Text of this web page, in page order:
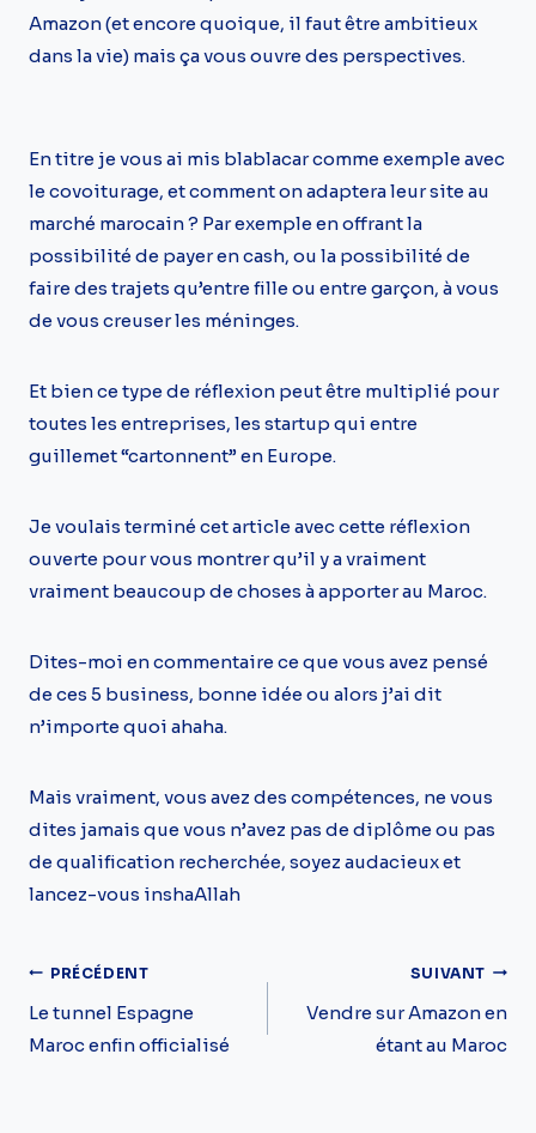
Amazon (et encore quoique, il faut être ambitieux
dans la vie) mais ça vous ouvre des perspectives.
En titre je vous ai mis blablacar comme exemple avec
le covoiturage, et comment on adaptera leur site au
marché marocain ? Par exemple en offrant la
possibilité de payer en cash, ou la possibilité de
faire des trajets qu’entre fille ou entre garçon, à vous
de vous creuser les méninges.
Et bien ce type de réflexion peut être multiplié pour
toutes les entreprises, les startup qui entre
guillemet “cartonnent” en Europe.
Je voulais terminé cet article avec cette réflexion
ouverte pour vous montrer qu’il y a vraiment
vraiment beaucoup de choses à apporter au Maroc.
Dites-moi en commentaire ce que vous avez pensé
de ces 5 business, bonne idée ou alors j’ai dit
n’importe quoi ahaha.
Mais vraiment, vous avez des compétences, ne vous
dites jamais que vous n’avez pas de diplôme ou pas
de qualification recherchée, soyez audacieux et
lancez-vous inshaAllah
Navigation
De
PRÉCÉDENT
Le tunnel Espagne
Maroc enfin officialisé
SUIVANT
Vendre sur Amazon en
étant au Maroc